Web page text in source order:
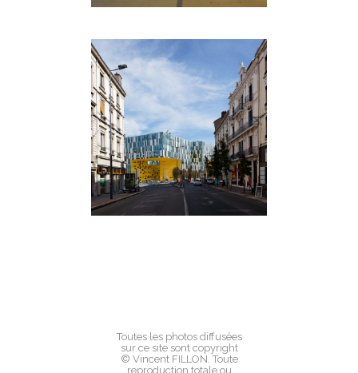
Toutes les photos diffusées
sur ce site sont copyright
© Vincent FILLON. Toute
reproduction totale ou